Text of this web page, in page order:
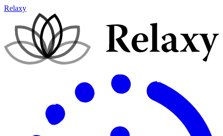
Relaxy